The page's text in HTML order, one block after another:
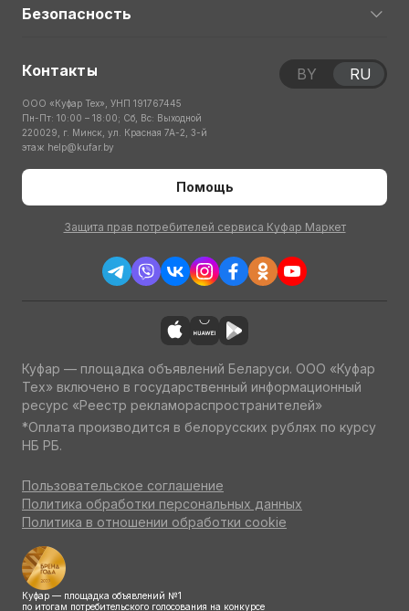
Безопасность
Контакты
ООО «Куфар Тех», УНП 191767445
Пн-Пт: 10:00 – 18:00; Сб, Вс: Выходной
220029, г. Минск, ул. Красная 7А-2, 3-й
этаж help@kufar.by
Помощь
Защита прав потребителей сервиса Куфар Маркет
BY RU
Куфар — площадка объявлений Беларуси. ООО «Куфар
Тех» включено в государственный информационный
ресурс «Реестр рекламораспространителей»
*Оплата производится в белорусских рублях по курсу
НБ РБ.
Пользовательское соглашение
Политика обработки персональных данных
Политика в отношении обработки cookie
Куфар — площадка объявлений №1
по итогам потребительского голосования на конкурсе